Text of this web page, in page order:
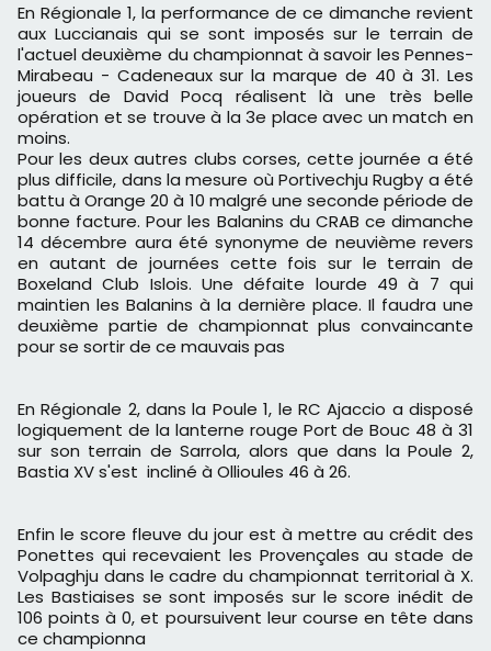
En Régionale 1, la performance de ce dimanche revient
aux Luccianais qui se sont imposés sur le terrain de
l'actuel deuxième du championnat à savoir les Pennes-
Mirabeau - Cadeneaux sur la marque de 40 à 31. Les
joueurs de David Pocq réalisent là une très belle
opération et se trouve à la 3e place avec un match en
moins.
Pour les deux autres clubs corses, cette journée a été
plus difficile, dans la mesure où Portivechju Rugby a été
battu à Orange 20 à 10 malgré une seconde période de
bonne facture. Pour les Balanins du CRAB ce dimanche
14 décembre aura été synonyme de neuvième revers
en autant de journées cette fois sur le terrain de
Boxeland Club Islois. Une défaite lourde 49 à 7 qui
maintien les Balanins à la dernière place. Il faudra une
deuxième partie de championnat plus convaincante
pour se sortir de ce mauvais pas
En Régionale 2, dans la Poule 1, le RC Ajaccio a disposé
logiquement de la lanterne rouge Port de Bouc 48 à 31
sur son terrain de Sarrola, alors que dans la Poule 2,
Bastia XV s'est incliné à Ollioules 46 à 26.
Enfin le score fleuve du jour est à mettre au crédit des
Ponettes qui recevaient les Provençales au stade de
Volpaghju dans le cadre du championnat territorial à X.
Les Bastiaises se sont imposés sur le score inédit de
106 points à 0, et poursuivent leur course en tête dans
ce championna